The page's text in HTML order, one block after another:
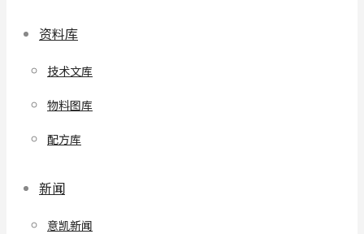
资料库
技术文库
物料图库
配方库
新闻
意凯新闻